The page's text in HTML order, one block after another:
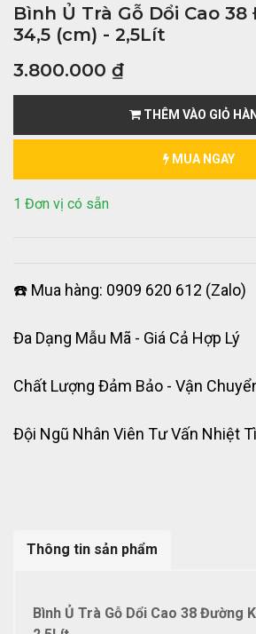
Bình Ủ Trà Gỗ Dổi Cao
34,5 (cm) - 2,5Lít
3.800.000 ₫
THÊM VÀO GIỎ
MUA NGAY
1 Đơn vị có sẵn
☎️ Mua hàng: 0909 620 612 (Zalo)
Đa Dạng Mẫu Mã - Giá Cả Hợp Lý
Chất Lượng Đảm Bảo - Vận
Đội Ngũ Nhân Viên Tư Vấn Nhiệt
Thông tin sản phẩm
Bình Ủ Trà Gỗ Dổi Cao 38 Đường